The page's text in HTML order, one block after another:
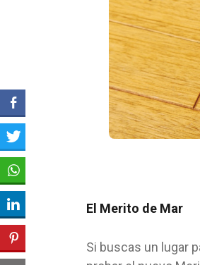
El Merito de Mar
Si buscas un lugar